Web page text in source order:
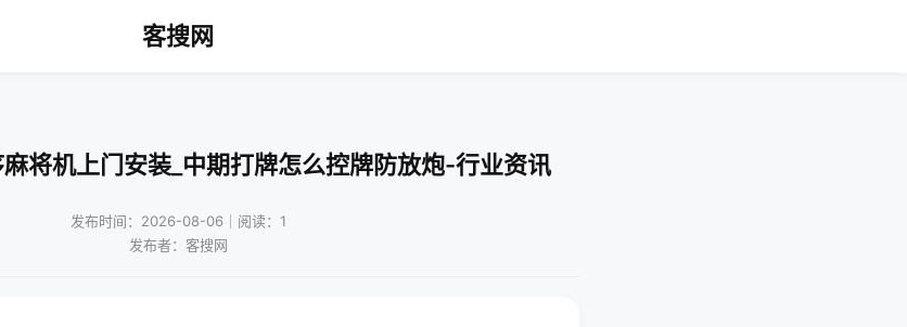
客搜网
将机上门安装_中期打牌怎么控牌防放炮-行业资讯
发布时间：2026-08-06｜阅读：1
发布者：客搜网